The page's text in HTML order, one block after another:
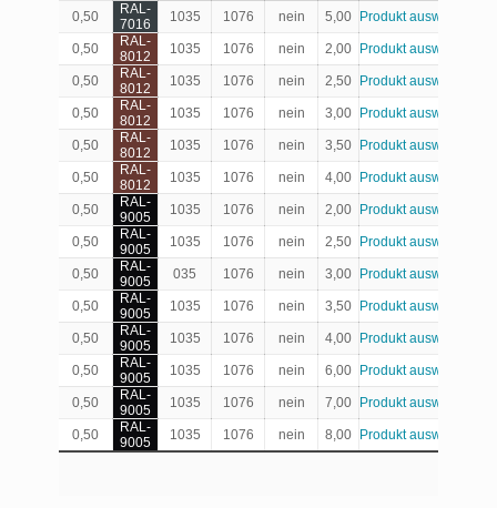
0,50
RAL-
7016
1035 1076 nein 5,00 Produkt auswählen
0,50
RAL-
8012
1035 1076 nein 2,00 Produkt auswählen
0,50
RAL-
8012
1035 1076 nein 2,50 Produkt auswählen
0,50
RAL-
8012
1035 1076 nein 3,00 Produkt auswählen
0,50
RAL-
8012
1035 1076 nein 3,50 Produkt auswählen
0,50
RAL-
8012
1035 1076 nein 4,00 Produkt auswählen
0,50
RAL-
9005
1035 1076 nein 2,00 Produkt auswählen
0,50
RAL-
9005
1035 1076 nein 2,50 Produkt auswählen
0,50
RAL-
9005
035 1076 nein 3,00 Produkt auswählen
0,50
RAL-
9005
1035 1076 nein 3,50 Produkt auswählen
0,50
RAL-
9005
1035 1076 nein 4,00 Produkt auswählen
0,50
RAL-
9005
1035 1076 nein 6,00 Produkt auswählen
0,50
RAL-
9005
1035 1076 nein 7,00 Produkt auswählen
0,50
RAL-
9005
1035 1076 nein 8,00 Produkt auswählen